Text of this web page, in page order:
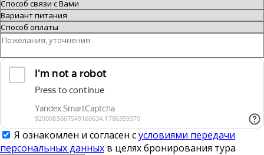
Я ознакомлен и согласен сусловиями передачи
персональных данных в целях бронирования тура